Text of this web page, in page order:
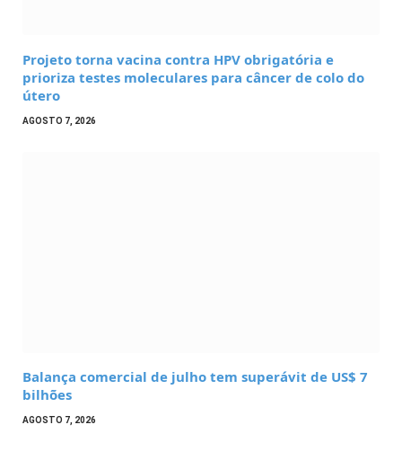
Projeto torna vacina contra HPV obrigatória e
prioriza testes moleculares para câncer de colo do
útero
AGOSTO 7, 2026
Balança comercial de julho tem superávit de US$ 7
bilhões
AGOSTO 7, 2026